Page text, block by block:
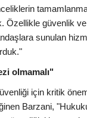
Özellikle güvenlik
sunulan
olmamalı"
için kritik
Barzani,